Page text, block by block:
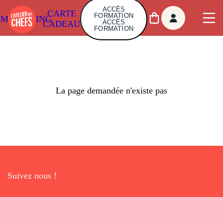
CARTE
CADEAU
ACCÈS
FORMATION
ACCÈS
FORMATION
La page demandée n'existe pas
Suivez nous !